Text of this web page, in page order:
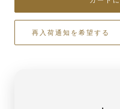
ト
10mm
玉
ト
10mm
玉
再入荷通知を希望する